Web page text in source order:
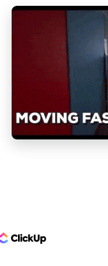
Logo